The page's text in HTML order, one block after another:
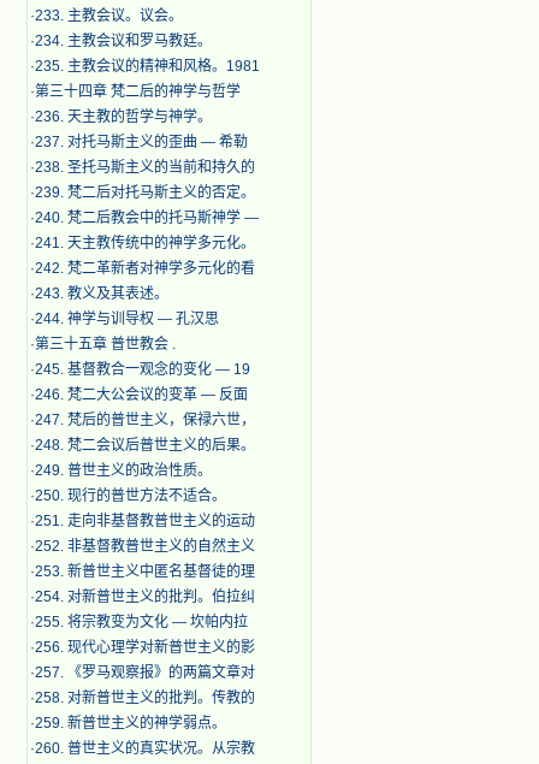
·233. 主教会议。议会。
·234. 主教会议和罗马教廷。
·235. 主教会议的精神和风格。1981
·第三十四章 梵二后的神学与哲学
·236. 天主教的哲学与神学。
·237. 对托马斯主义的歪曲 — 希勒
·238. 圣托马斯主义的当前和持久的
·239. 梵二后对托马斯主义的否定。
·240. 梵二后教会中的托马斯神学 —
·241. 天主教传统中的神学多元化。
·242. 梵二革新者对神学多元化的看
·243. 教义及其表述。
·244. 神学与训导权 — 孔汉思
·第三十五章 普世教会 .
·245. 基督教合一观念的变化 — 19
·246. 梵二大公会议的变革 — 反面
·247. 梵后的普世主义，保禄六世，
·248. 梵二会议后普世主义的后果。
·249. 普世主义的政治性质。
·250. 现行的普世方法不适合。
·251. 走向非基督教普世主义的运动
·252. 非基督教普世主义的自然主义
·253. 新普世主义中匿名基督徒的理
·254. 对新普世主义的批判。伯拉纠
·255. 将宗教变为文化 — 坎帕内拉
·256. 现代心理学对新普世主义的影
·257. 《罗马观察报》的两篇文章对
·258. 对新普世主义的批判。传教的
·259. 新普世主义的神学弱点。
·260. 普世主义的真实状况。从宗教